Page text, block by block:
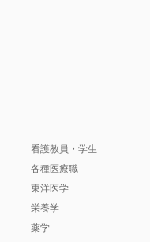
看護教員・学生
各種医療職
東洋医学
栄養学
薬学